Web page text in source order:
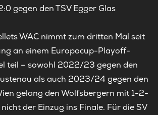
gegen den TSV Egger Glas
WAC nimmt zum dritten Mal seit
an einem Europacup-Playoff-
teil – sowohl 2022/23 gegen den
als auch 2023/24 gegen den
gelang den Wolfsbergern mit 1-2-
der Einzug ins Finale. Für die SV